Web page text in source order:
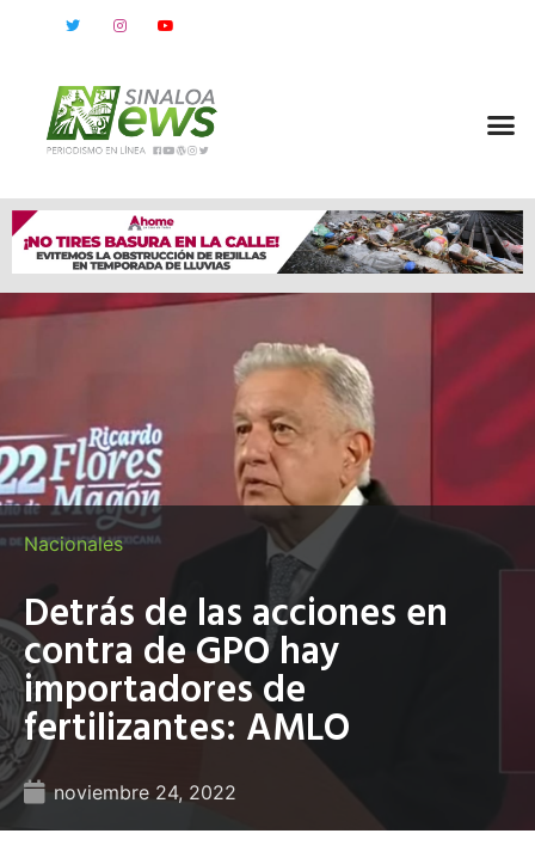
Nacionales
Detrás de las acciones en
contra de GPO hay
importadores de
fertilizantes: AMLO
noviembre 24, 2022